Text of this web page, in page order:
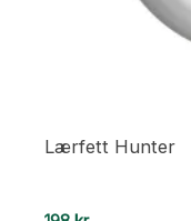
Lærfett Hunter